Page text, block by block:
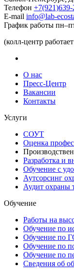
Телефон
E-mail info@lab-
График работы
(колл-центр
О нас
Пресс-Центр
Вакансии
Контакты
Услуги
СОУТ
Оценка
Разработка и
Обучение с
Аутсорсинг
Аудит охраны
Обучение
Работы на
Обучение по
Обучение по
Обучение по
Обучение по
Сведения об